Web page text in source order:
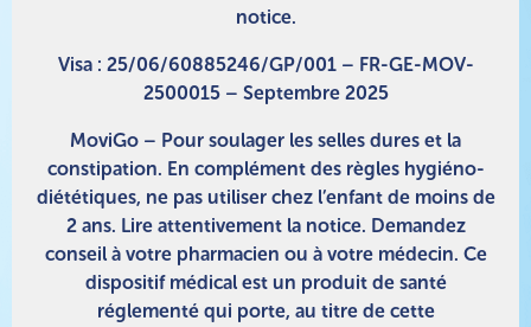
notice.
Visa : 25/06/60885246/GP/001 – FR-GE-MOV-
2500015 – Septembre 2025
MoviGo – Pour soulager les selles dures et la
constipation. En complément des règles hygiéno-
diététiques, ne pas utiliser chez l’enfant de moins de
2 ans. Lire attentivement la notice. Demandez
conseil à votre pharmacien ou à votre médecin. Ce
dispositif médical est un produit de santé
réglementé qui porte, au titre de cette